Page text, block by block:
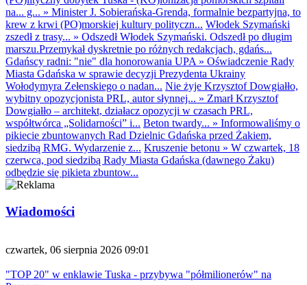
na... g... » Minister J. Sobierańska-Grenda, formalnie bezpartyjna, to
krew z krwi (PO)morskiej kultury polityczn... Włodek Szymański
zszedł z trasy... » Odszedł Włodek Szymański. Odszedł po długim
marszu.Przemykał dyskretnie po różnych redakcjach, gdańs...
Gdańscy radni: "nie" dla honorowania UPA » Oświadczenie Rady
Miasta Gdańska w sprawie decyzji Prezydenta Ukrainy
Wołodymyra Zełenskiego o nadan... Nie żyje Krzysztof Dowgiałło,
wybitny opozycjonista PRL, autor słynnej... » Zmarł Krzysztof
Dowgiałło – architekt, działacz opozycji w czasach PRL,
współtwórca „Solidarności” i... Beton twardy... » Informowaliśmy o
pikiecie zbuntowanych Rad Dzielnic Gdańska przed Żakiem,
siedzibą RMG. Wydarzenie z... Kruszenie betonu » W czwartek, 18
czerwca, pod siedzibą Rady Miasta Gdańska (dawnego Żaku)
odbędzie się pikieta zbuntow...
Wiadomości
czwartek, 06 sierpnia 2026 09:01
"TOP 20" w enklawie Tuska - przybywa "półmilionerów" na